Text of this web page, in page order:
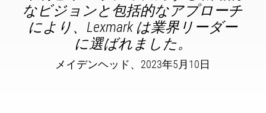
なビジョンと包括的なアプローチ
により、Lexmark は業界リーダー
に選ばれました。
メイデンヘッド、2023年5月10日